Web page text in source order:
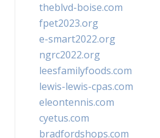
theblvd-boise.com
fpet2023.org
e-smart2022.org
ngrc2022.org
leesfamilyfoods.com
lewis-lewis-cpas.com
eleontennis.com
cyetus.com
bradfordshops.com